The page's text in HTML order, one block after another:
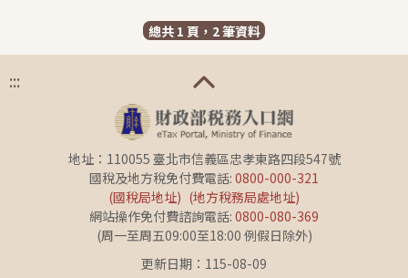
總共 1 頁，2 筆資料
:::
地址：110055 臺北市信義區忠孝東路四段547號
國稅及地方稅免付費電話: 0800-000-321
(國稅局地址) (地方稅務局處地址)
網站操作免付費諮詢電話: 0800-080-369
(周一至周五09:00至18:00 例假日除外)
更新日期：115-08-09